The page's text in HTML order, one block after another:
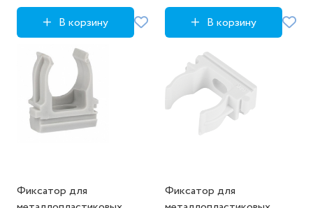
В корзину В корзину
Фиксатор для
Фиксатор для